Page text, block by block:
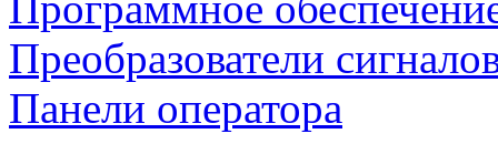
Преобразователи
Панели оператора